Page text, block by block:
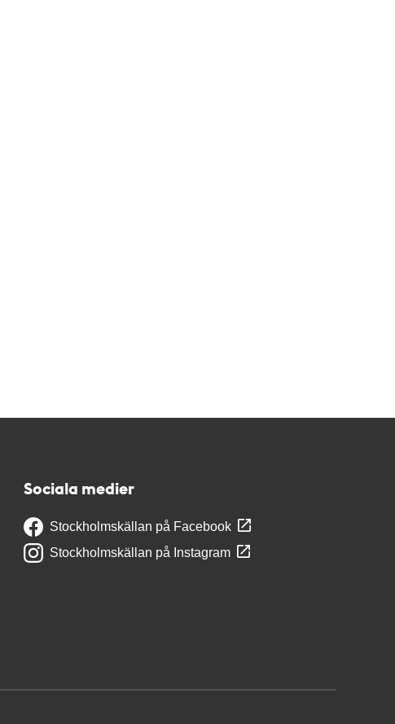
Sociala medier
Stockholmskällan på Facebook
Stockholmskällan på Instagram